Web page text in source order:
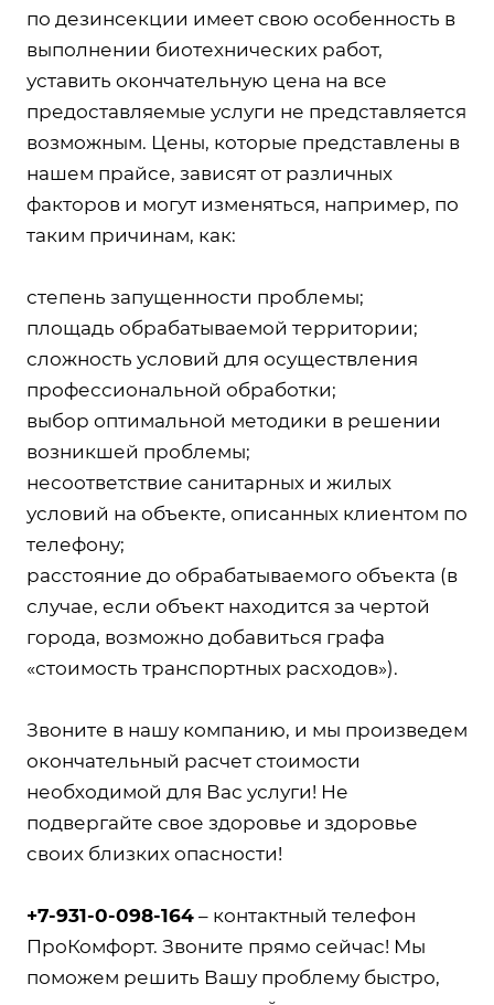
по дезинсекции имеет свою особенность в
выполнении биотехнических работ,
уставить окончательную цена на все
предоставляемые услуги не представляется
возможным. Цены, которые представлены в
нашем прайсе, зависят от различных
факторов и могут изменяться, например, по
таким причинам, как:
степень запущенности проблемы;
площадь обрабатываемой территории;
сложность условий для осуществления
профессиональной обработки;
выбор оптимальной методики в решении
возникшей проблемы;
несоответствие санитарных и жилых
условий на объекте, описанных клиентом по
телефону;
расстояние до обрабатываемого объекта (в
случае, если объект находится за чертой
города, возможно добавиться графа
«стоимость транспортных расходов»).
Звоните в нашу компанию, и мы произведем
окончательный расчет стоимости
необходимой для Вас услуги! Не
подвергайте свое здоровье и здоровье
своих близких опасности!
+7-931-0-098-164 – контактный телефон
ПроКомфорт. Звоните прямо сейчас! Мы
поможем решить Вашу проблему быстро,